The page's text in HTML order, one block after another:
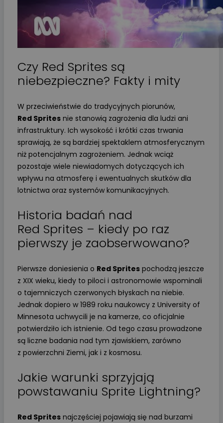
Czy Red Sprites są
niebezpieczne? Fakty i mity
W przeciwieństwie do tradycyjnych piorunów,
Red Sprites nie stanowią zagrożenia dla ludzi ani
infrastruktury. Ich wysokość i krótki czas trwania
sprawiają, że są bardziej spektaklem atmosferycznym
niż potencjalnym zagrożeniem. Jednak wciąż
pozostaje wiele niewiadomych dotyczących ich
wpływu na atmosferę i ewentualnych skutków dla
lotnictwa oraz systemów komunikacyjnych.
Historia badań nad
Red Sprites – kiedy po raz
pierwszy je zaobserwowano?
Pierwsze doniesienia o Red Sprites pochodzą jeszcze
z XIX wieku, kiedy to piloci i astronomowie wspominali
o tajemniczych czerwonych błyskach na niebie.
Jednak dopiero w 1989 roku naukowcy z University of
Minnesota uchwycili je na kamerze, co oficjalnie
potwierdziło ich istnienie. Od tego czasu prowadzone
są liczne badania nad tym zjawiskiem, zarówno
z powierzchni Ziemi, jak i z kosmosu.
Jakie warunki sprzyjają
powstawaniu Sprite Lightning?
Red Sprites najczęściej pojawiają się nad burzami